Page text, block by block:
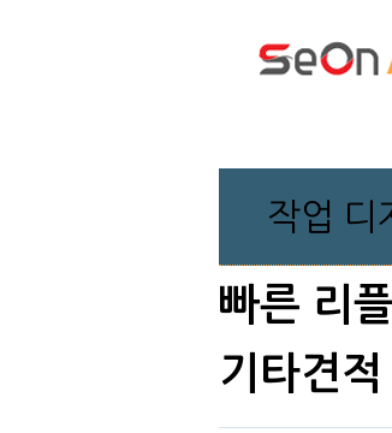
작업 디
빠른 리
기타견적